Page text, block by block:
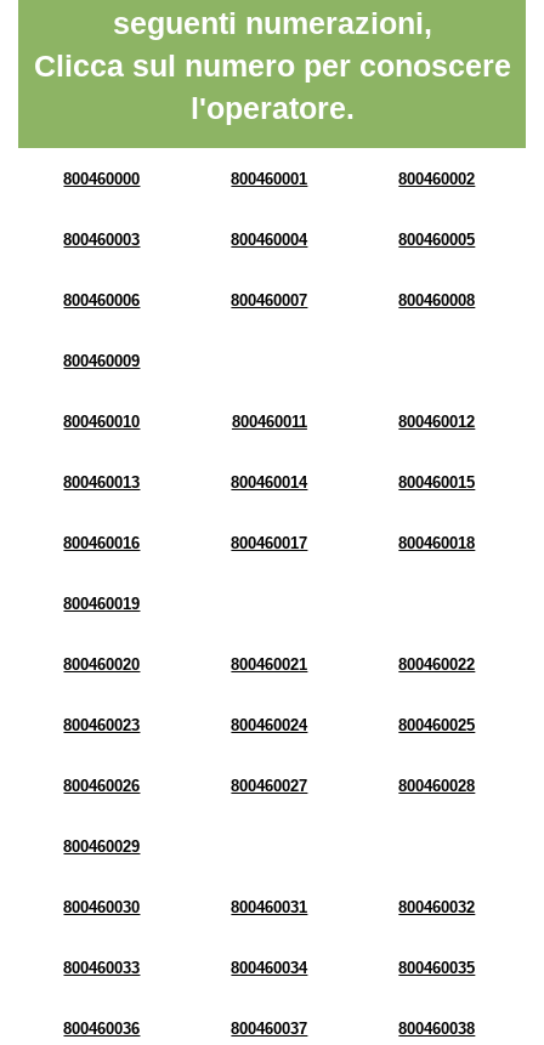
seguenti numerazioni,
Clicca sul numero per conoscere
l'operatore.
800460000 800460001 800460002
800460003 800460004 800460005
800460006 800460007 800460008
800460009
800460010 800460011 800460012
800460013 800460014 800460015
800460016 800460017 800460018
800460019
800460020 800460021 800460022
800460023 800460024 800460025
800460026 800460027 800460028
800460029
800460030 800460031 800460032
800460033 800460034 800460035
800460036 800460037 800460038